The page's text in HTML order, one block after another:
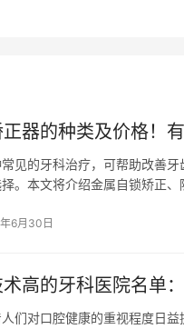
器的种类及价格！
见的牙科治疗，可帮助改善
。本文将介绍金属自锁矫正
6月30日
高的牙科医院名单
们对口腔健康的重视程度日